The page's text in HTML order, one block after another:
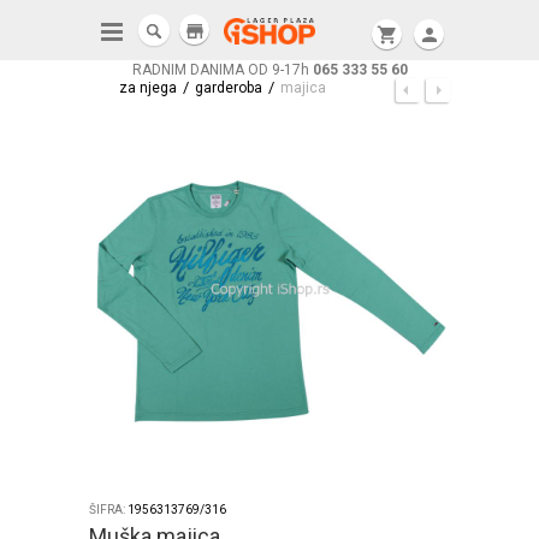
RADNIM DANIMA OD 9-17h 065 333 55 60
shopping_cart person
store
za njega / garderoba / majica
ŠIFRA: 1956313769/316